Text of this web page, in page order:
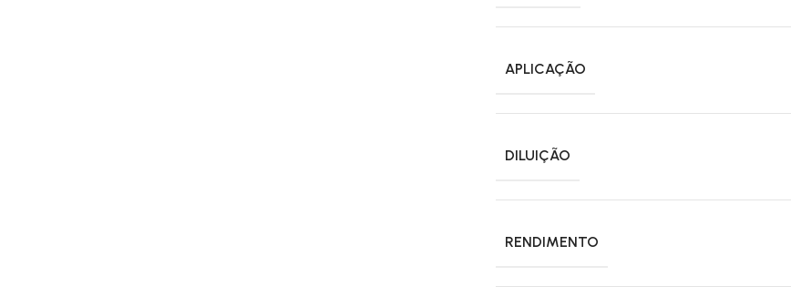
APLICAÇÃO
DILUIÇÃO
RENDIMENTO